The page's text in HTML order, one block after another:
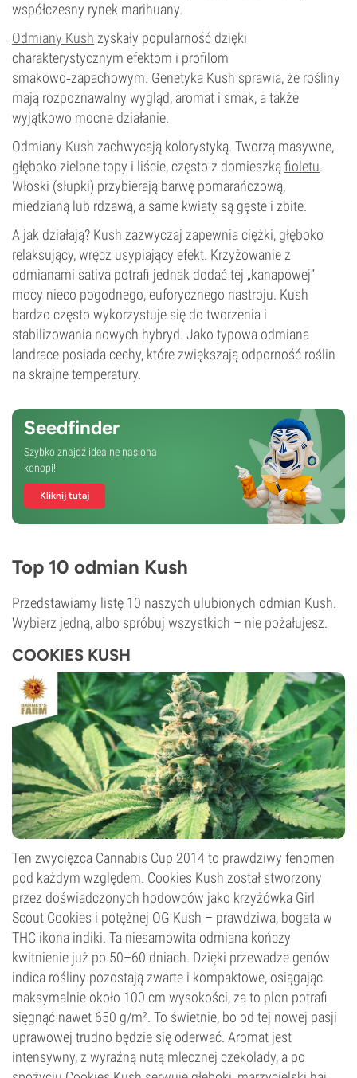
współczesny rynek marihuany.
Odmiany Kush zyskały popularność dzięki
charakterystycznym efektom i profilom
smakowo‑zapachowym. Genetyka Kush sprawia, że rośliny
mają rozpoznawalny wygląd, aromat i smak, a także
wyjątkowo mocne działanie.
Odmiany Kush zachwycają kolorystyką. Tworzą masywne,
głęboko zielone topy i liście, często z domieszkąfioletu.
Włoski (słupki) przybierają barwę pomarańczową,
miedzianą lub rdzawą, a same kwiaty są gęste i zbite.
A jak działają? Kush zazwyczaj zapewnia ciężki, głęboko
relaksujący, wręcz usypiający efekt. Krzyżowanie z
odmianami sativa potrafi jednak dodać tej „kanapowej”
mocy nieco pogodnego, euforycznego nastroju. Kush
bardzo często wykorzystuje się do tworzenia i
stabilizowania nowych hybryd. Jako typowa odmiana
landrace posiada cechy, które zwiększają odporność roślin
na skrajne temperatury.
Seedfinder
Szybko znajdź idealne nasiona
konopi!
Kliknij tutaj
Top 10 odmian Kush
Przedstawiamy listę 10 naszych ulubionych odmian Kush.
Wybierz jedną, albo spróbuj wszystkich – nie pożałujesz.
COOKIES KUSH
Ten zwycięzca Cannabis Cup 2014 to prawdziwy fenomen
pod każdym względem. Cookies Kush został stworzony
przez doświadczonych hodowców jako krzyżówka Girl
Scout Cookies i potężnej OG Kush – prawdziwa, bogata w
THC ikona indiki. Ta niesamowita odmiana kończy
kwitnienie już po 50–60 dniach. Dzięki przewadze genów
indica rośliny pozostają zwarte i kompaktowe, osiągając
maksymalnie około 100 cm wysokości, za to plon potrafi
sięgnąć nawet 650 g/m². To świetnie, bo od tej nowej pasji
uprawowej trudno będzie się oderwać. Aromat jest
intensywny, z wyraźną nutą mlecznej czekolady, a po